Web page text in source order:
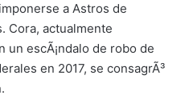
a Astros de
Cora, actualmente
escÃ¡ndalo de robo de
en 2017, se consagrÃ³